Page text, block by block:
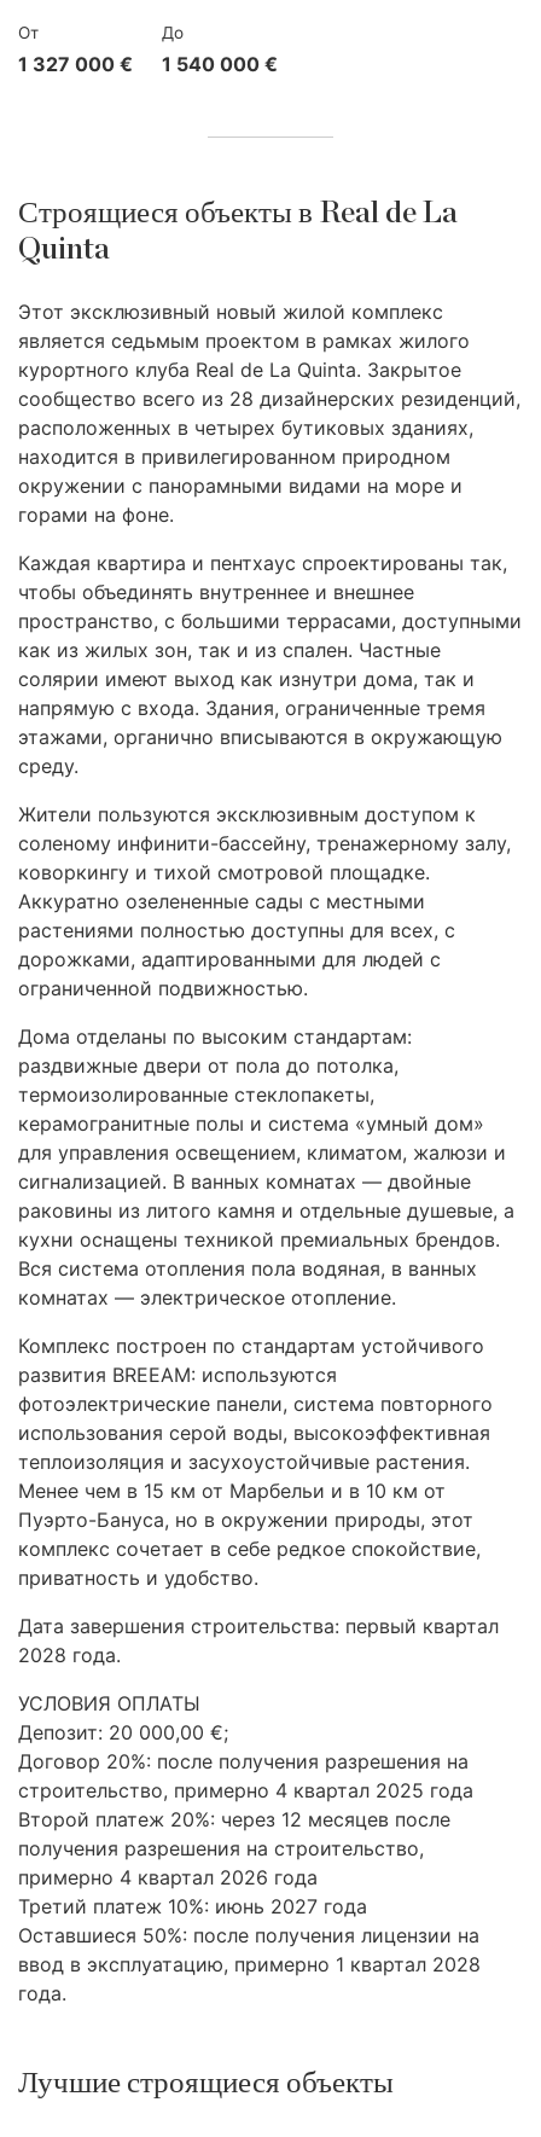
От
1 327 000 €
До
1 540 000 €
Строящиеся объекты в Real de La
Quinta
Этот эксклюзивный новый жилой комплекс
является седьмым проектом в рамках жилого
курортного клуба Real de La Quinta. Закрытое
сообщество всего из 28 дизайнерских резиденций,
расположенных в четырех бутиковых зданиях,
находится в привилегированном природном
окружении с панорамными видами на море и
горами на фоне.
Каждая квартира и пентхаус спроектированы так,
чтобы объединять внутреннее и внешнее
пространство, с большими террасами, доступными
как из жилых зон, так и из спален. Частные
солярии имеют выход как изнутри дома, так и
напрямую с входа. Здания, ограниченные тремя
этажами, органично вписываются в окружающую
среду.
Жители пользуются эксклюзивным доступом к
соленому инфинити-бассейну, тренажерному залу,
коворкингу и тихой смотровой площадке.
Аккуратно озелененные сады с местными
растениями полностью доступны для всех, с
дорожками, адаптированными для людей с
ограниченной подвижностью.
Дома отделаны по высоким стандартам:
раздвижные двери от пола до потолка,
термоизолированные стеклопакеты,
керамогранитные полы и система «умный дом»
для управления освещением, климатом, жалюзи и
сигнализацией. В ванных комнатах — двойные
раковины из литого камня и отдельные душевые, а
кухни оснащены техникой премиальных брендов.
Вся система отопления пола водяная, в ванных
комнатах — электрическое отопление.
Комплекс построен по стандартам устойчивого
развития BREEAM: используются
фотоэлектрические панели, система повторного
использования серой воды, высокоэффективная
теплоизоляция и засухоустойчивые растения.
Менее чем в 15 км от Марбельи и в 10 км от
Пуэрто-Бануса, но в окружении природы, этот
комплекс сочетает в себе редкое спокойствие,
приватность и удобство.
Дата завершения строительства: первый квартал
2028 года.
УСЛОВИЯ ОПЛАТЫ
Депозит: 20 000,00 €;
Договор 20%: после получения разрешения на
строительство, примерно 4 квартал 2025 года
Второй платеж 20%: через 12 месяцев после
получения разрешения на строительство,
примерно 4 квартал 2026 года
Третий платеж 10%: июнь 2027 года
Оставшиеся 50%: после получения лицензии на
ввод в эксплуатацию, примерно 1 квартал 2028
года.
Лучшие строящиеся объекты